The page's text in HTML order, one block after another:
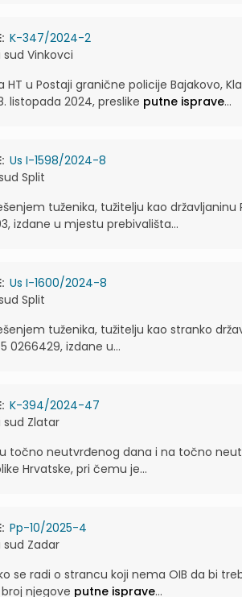
K-347/2024-2
sud Vinkovci
HT u Postaji granične policije Bajakovo,
listopada 2024, preslike putne isprave...
Us I-1598/2024-8
Split
tuženika, tužitelju kao
izdane u mjestu prebivališta...
Us I-1600/2024-8
Split
tuženika, tužitelju kao stranko
0266429, izdane u...
K-394/2024-47
sud Zlatar
točno neutvrđenog dana i na točno
Hrvatske, pri čemu je...
Pp-10/2025-4
sud Zadar
se radi o strancu koji nema OIB da bi
njegove putne isprave...